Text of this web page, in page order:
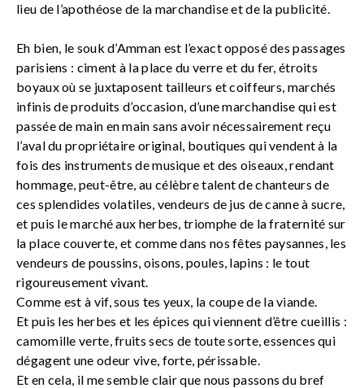
lieu de l’apothéose de la marchandise et de la publicité.
Eh bien, le souk d’Amman est l’exact opposé des passages
parisiens : ciment à la place du verre et du fer, étroits
boyaux où se juxtaposent tailleurs et coiffeurs, marchés
infinis de produits d’occasion, d’une marchandise qui est
passée de main en main sans avoir nécessairement reçu
l’aval du propriétaire original, boutiques qui vendent à la
fois des instruments de musique et des oiseaux, rendant
hommage, peut-être, au célèbre talent de chanteurs de
ces splendides volatiles, vendeurs de jus de canne à sucre,
et puis le marché aux herbes, triomphe de la fraternité sur
la place couverte, et comme dans nos fêtes paysannes, les
vendeurs de poussins, oisons, poules, lapins : le tout
rigoureusement vivant.
Comme est à vif, sous tes yeux, la coupe de la viande.
Et puis les herbes et les épices qui viennent d’être cueillis :
camomille verte, fruits secs de toute sorte, essences qui
dégagent une odeur vive, forte, périssable.
Et en cela, il me semble clair que nous passons du bref